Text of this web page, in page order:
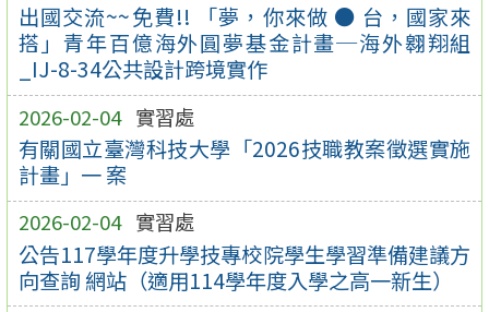
出國交流~~免費!! 「夢，你來做 ● 台，國家來
搭」青年百億海外圓夢基金計畫─海外翱翔組
_IJ-8-34公共設計跨境實作
2026-02-04 實習處
有關國立臺灣科技大學「2026技職教案徵選實施
計畫」一 案
2026-02-04 實習處
公告117學年度升學技專校院學生學習準備建議方
向查詢 網站（適用114學年度入學之高一新生）